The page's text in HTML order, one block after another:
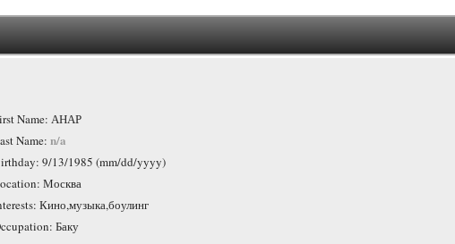
Name: АНАР
Name: n/a
9/13/1985 (mm/dd/yyyy)
Москва
Кино,музыка,боулинг
Баку